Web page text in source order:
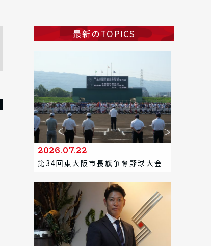
最新のTOPICS
2026.07.22
第34回東大阪市長旗争奪野球大会